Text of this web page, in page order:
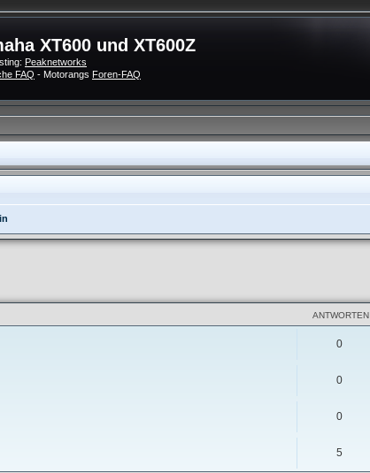
XT600 und XT600Z
Peaknetworks
FAQ - Motorangs Foren-FAQ
ANTWORTEN
0
0
0
5